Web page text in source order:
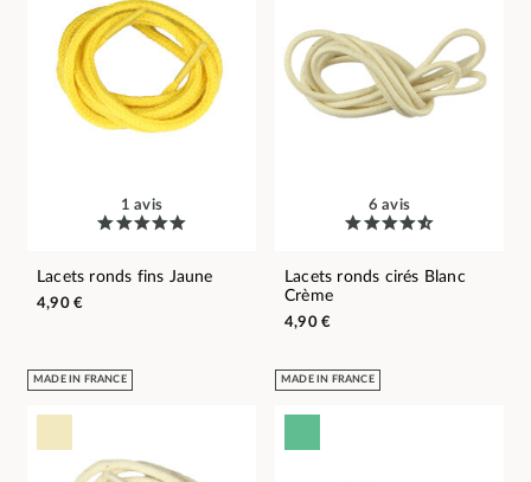
1 avis
Lacets ronds fins Jaune
4,90 €
6 avis
Lacets ronds cirés Blanc
Crème
4,90 €
MADE IN FRANCE MADE IN FRANCE